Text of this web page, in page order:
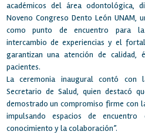
académicos del área odontológica,
Noveno Congreso Dento León UNAM,
como punto de encuentro para
intercambio de experiencias y el
garantizan una atención de
pacientes.
La ceremonia inaugural contó con
Secretario de Salud, quien destacó
demostrado un compromiso firme con
impulsando espacios de
conocimiento y la colaboración”.